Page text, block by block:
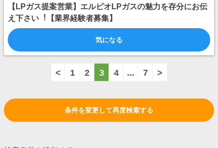
【LPガス提案営業】エルピオLPガスの魅⼒を存分にお伝
え下さい︕【業界経験者募集】
気になる
< 1 2 3 4 ... 7 >
条件を変更して再度検索する